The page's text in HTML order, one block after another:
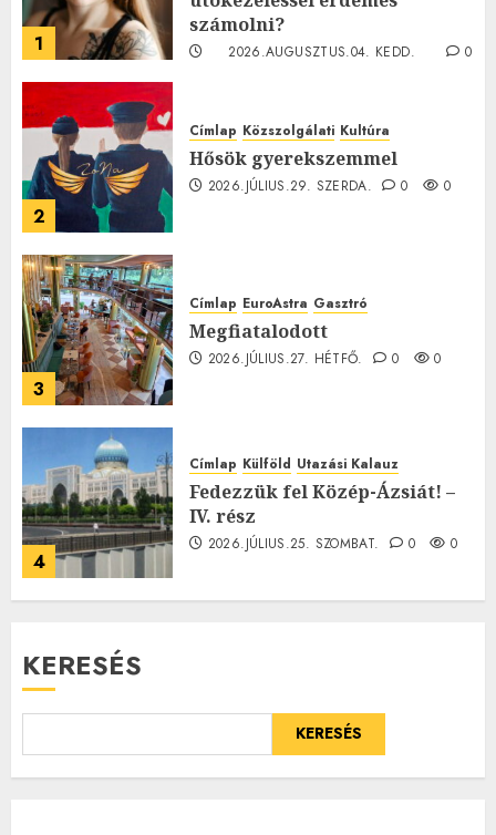
1
számolni?
2026.AUGUSZTUS.04. KEDD.
0
2
Címlap Közszolgálati Kultúra
Hősök gyerekszemmel
2026.JÚLIUS.29. SZERDA. 0 0
3
Címlap EuroAstra Gasztró
Megfiatalodott
2026.JÚLIUS.27. HÉTFŐ. 0 0
4
Címlap Külföld Utazási Kalauz
Fedezzük fel Közép-Ázsiát! –
IV. rész
2026.JÚLIUS.25. SZOMBAT. 0 0
KERESÉS
KERESÉS